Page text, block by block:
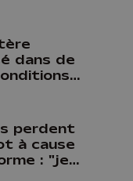
dans de
à
perdent
à cause
: "je